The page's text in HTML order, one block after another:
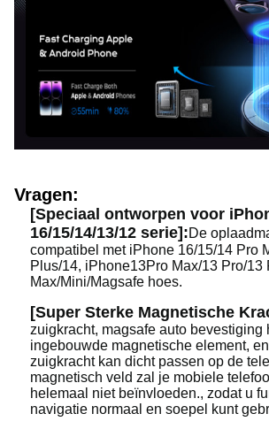
Vragen:
[Speciaal ontworpen voor
16/15/14/13/12 serie]:De
compatibel met iPhone 16/15/14 Pro
Plus/14, iPhone13Pro Max/13 Pro/13
Max/Mini/Magsafe hoes.
[Super Sterke Magnetische
zuigkracht, magsafe auto bevestiging
ingebouwde magnetische element,
zuigkracht kan dicht passen op de
magnetisch veld zal je mobiele
helemaal niet beïnvloeden., zodat u
navigatie normaal en soepel kunt